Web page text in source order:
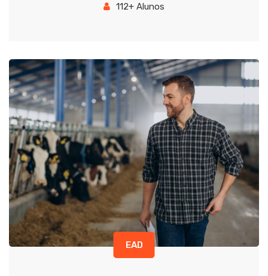
112+ Alunos
EAD